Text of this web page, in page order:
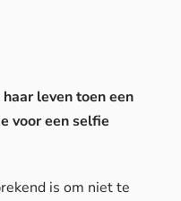
leven toen een
voor een selfie
is om niet te